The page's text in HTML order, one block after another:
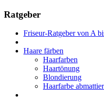
Ratgeber
Friseur-Ratgeber von A
Haare färben
Haarfarben
Haartönung
Blondierung
Haarfarbe